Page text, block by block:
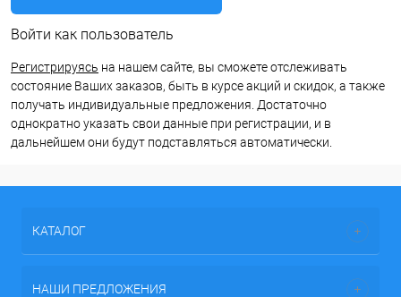
Войти как пользователь
Регистрируясь на нашем сайте, вы сможете отслеживать
состояние Ваших заказов, быть в курсе акций и скидок, а также
получать индивидуальные предложения. Достаточно
однократно указать свои данные при регистрации, и в
дальнейшем они будут подставляться автоматически.
КАТАЛОГ
НАШИ ПРЕДЛОЖЕНИЯ